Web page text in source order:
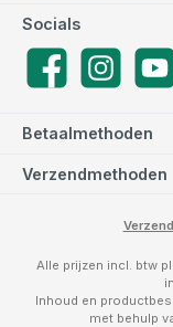
Betaalmethoden
Verzendmethoden
Socials
FacebookInstagram
Alle prijzen incl. btw
Inhoud en
met behulp